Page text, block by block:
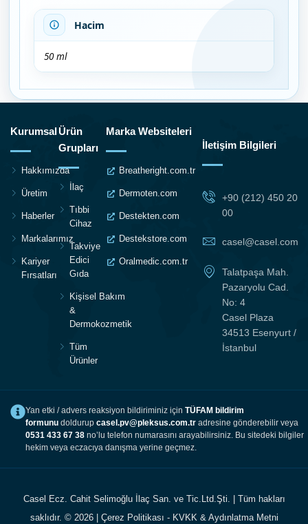
Hacim
50 ml
Kurumsal
Hakkımızda
Üretim
Haberler
Markalarımız
Kariyer
Fırsatları
Ürün
Grupları
İlaç
Tıbbi
Cihaz
Takviye
Edici
Gıda
Kişisel Bakım
&
Dermokozmetik
Tüm
Ürünler
Marka Websiteleri
Breatheright.com.tr
Dermoten.com
Destekten.com
Destekstore.com
Oralmedic.com.tr
İletişim Bilgileri
+90 (212) 450 20
00
casel@casel.com
Talatpaşa Mah.
Pazaryolu Cad.
No: 4
Casel Plaza
34513 Esenyurt /
İstanbul
Yan etki / advers reaksiyon bildiriminiz için TÜFAM bildirim
formunu doldurup casel.pv@pleksus.com.tr adresine gönderebilir veya
0531 433 67 38 no’lu telefon numarasını arayabilirsiniz. Bu sitedeki bilgiler
hekim veya eczacıya danışma yerine geçmez.
Casel Ecz. Cahit Selimoğlu İlaç San. ve Tic.Ltd.Şti. | Tüm hakları
saklıdır. © 2026 | Çerez Politikası - KVKK & Aydınlatma Metni